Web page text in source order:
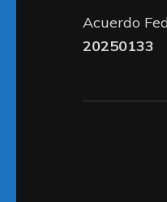
Acuerdo
20250133